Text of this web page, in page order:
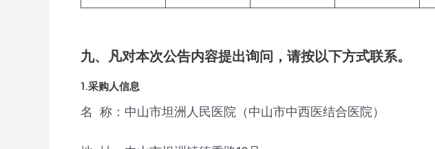
九、凡对本次公告内容提出询问，请按以下方式联系。
1.采购人信息
名 称：中山市坦洲人民医院（中山市中西医结合医院）